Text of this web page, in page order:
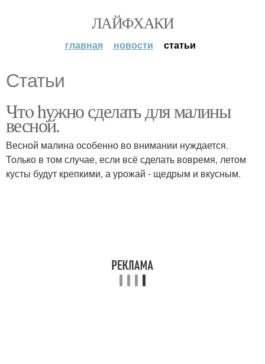
ЛАЙФХАКИ
главная новости статьи
Статьи
Чтo hужно сделать для малины
весной.
Весной малина особенно во внимании нуждается.
Только в том случае, если всё сделать вовремя, летом
кусты будут крепкими, а урожай - щедрым и вкусным.